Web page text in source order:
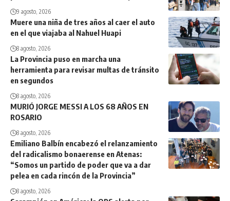
9 agosto, 2026
Muere una niña de tres años al caer el auto
en el que viajaba al Nahuel Huapi
8 agosto, 2026
La Provincia puso en marcha una
herramienta para revisar multas de tránsito
en segundos
8 agosto, 2026
MURIÓ JORGE MESSI A LOS 68 AÑOS EN
ROSARIO
8 agosto, 2026
Emiliano Balbín encabezó el relanzamiento
del radicalismo bonaerense en Atenas:
“Somos un partido de poder que va a dar
pelea en cada rincón de la Provincia”
8 agosto, 2026